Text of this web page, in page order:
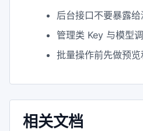
后台接口不要暴露给
管理类 Key 与模型
批量操作前先做预览
相关文档